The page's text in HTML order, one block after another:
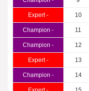
Expert - 10
Champion - 11
Champion - 12
Expert - 13
Champion - 14